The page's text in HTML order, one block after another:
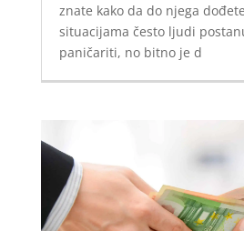
znate kako da do njega
situacijama često ljudi
paničariti, no bitno je d